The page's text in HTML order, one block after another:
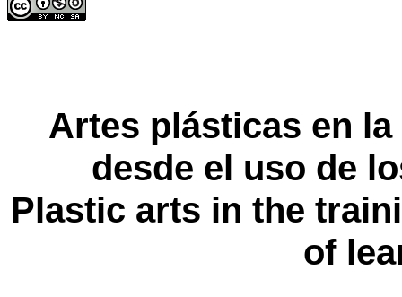
Artes plásticas en
desde el uso de
Plastic arts in the
of